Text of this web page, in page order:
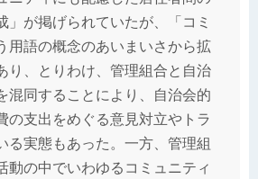
」が掲げられていたが、「コミ
用語の概念のあいまいさから拡
り、とりわけ、管理組合と自治
混同することにより、自治会的
の支出をめぐる意見対立やトラ
る実態もあった。一方、管理組
動の中でいわゆるコミュニティ